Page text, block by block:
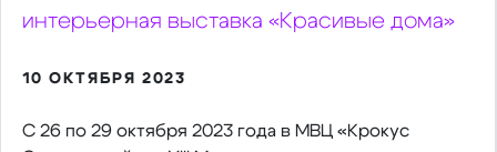
интерьерная выставка «Красивые дома»
10 ОКТЯБРЯ 2023
С 26 по 29 октября 2023 года в МВЦ «Крокус